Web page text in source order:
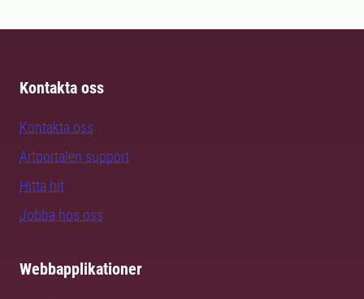
Kontakta oss
Kontakta oss
Artportalen support
Hitta hit
Jobba hos oss
Webbapplikationer